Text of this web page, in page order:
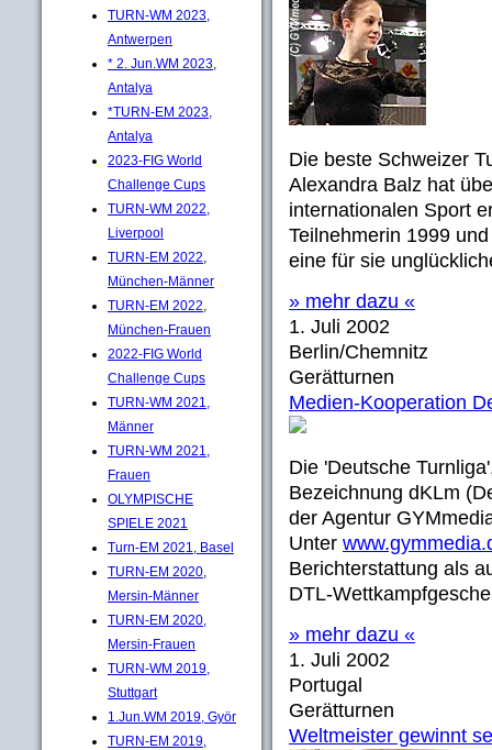
TURN-WM 2023,
Antwerpen
* 2. Jun.WM 2023,
Antalya
*TURN-EM 2023,
Antalya
2023-FIG World
Challenge Cups
TURN-WM 2022,
Liverpool
TURN-EM 2022,
München-Männer
TURN-EM 2022,
München-Frauen
2022-FIG World
Challenge Cups
TURN-WM 2021,
Männer
TURN-WM 2021,
Frauen
OLYMPISCHE
SPIELE 2021
Turn-EM 2021, Basel
TURN-EM 2020,
Mersin-Männer
TURN-EM 2020,
Mersin-Frauen
TURN-WM 2019,
Stuttgart
1.Jun.WM 2019, Györ
TURN-EM 2019,
Die beste Schweizer
Alexandra Balz hat
internationalen Sport
Teilnehmerin 1999
eine für sie
» mehr dazu «
1. Juli 2002
Berlin/Chemnitz
Gerätturnen
Medien-Kooperation
Die 'Deutsche
Bezeichnung dKLm
der Agentur
Unter
Berichterstattung als
DTL-
» mehr dazu «
1. Juli 2002
Portugal
Gerätturnen
Weltmeister gewinnt